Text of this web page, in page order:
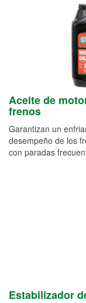
Aceite de
frenos
Garantizan un
desempeño de los
con paradas
Estabilizador